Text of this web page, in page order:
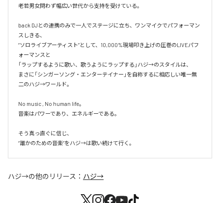
老若男女問わず幅広い世代から支持を受けている。
back DJとの連携のみで一人でステージに立ち、ワンマイクでパフォーマン
スしきる、
“ソロライブアーティスト”として、10,000%現場叩き上げの圧巻のLIVEパフ
ォーマンスと
「ラップするように歌い、歌うようにラップする」ハジ→のスタイルは、
まさに「シンガーソング・エンターテイナー」を自称するに相応しい唯一無
二のハジ→ワールド。
No music , No human life。
音楽はパワーであり、エネルギーである。
そう真っ直ぐに信じ、
ハジ→の他のリリース： ハジ→